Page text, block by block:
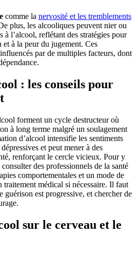
comme la nervosité et les tremblements
plus, les alcooliques peuvent nier ou
à l’alcool, reflétant des stratégies pour
à la peur du jugement. Ces
par de multiples facteurs, dont
: les conseils pour
forment un cycle destructeur où
à long terme malgré un soulagement
d’alcool intensifie les sentiments
et peut mener à des
renforçant le cercle vicieux. Pour y
des professionnels de la santé
comportementales et un mode de
traitement médical si nécessaire. Il faut
guérison est progressive, et chercher de
sur le cerveau et le